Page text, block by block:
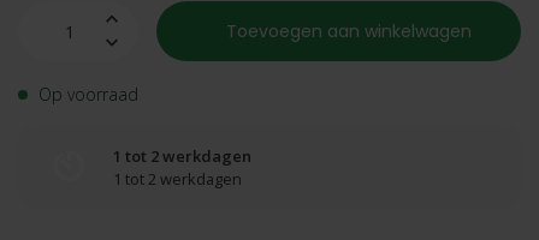
Toevoegen aan winkelwagen
Op voorraad
1 tot 2 werkdagen
1 tot 2 werkdagen